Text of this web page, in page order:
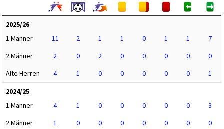
2025/26
1.Männer
11 2 1 1 0 1 1
7
2.Männer
2 0 2 0 0 0 0
0
Alte Herren
4 1 0 0 0 0 0
1
2024/25
1.Männer
4 1 0 0 0 0 0
3
2.Männer
1 0 0 0 0 0 0
0